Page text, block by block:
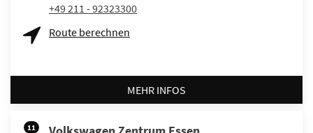
+49 211 - 92323300
Route berechnen
MEHR INFOS
11